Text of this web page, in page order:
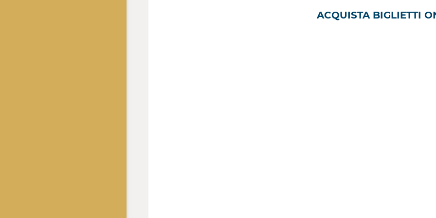
ACQUISTA BIGLIETTI